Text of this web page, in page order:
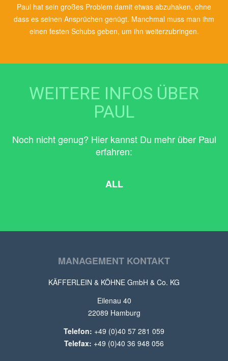
Paul hat sein großes Problem damit etwas abzuhaken, ohne
dass es seinen Ansprüchen genügt. Manchmal muss man ihm
einen festen Schubs geben, um ihn weiterzubringen.
WEITERE INFOS ÜBER
PAUL
Noch nicht genug? Hier kannst Du mehr über Paul
erfahren:
ALL
MANAGEMENT KONTAKT
KÄFFERLEIN & KÖHNE GmbH & Co. KG
Eilenau 40
22089 Hamburg
Telefon: +49 (0)40 57 281 059
Telefax: +49 (0)40 36 948 056